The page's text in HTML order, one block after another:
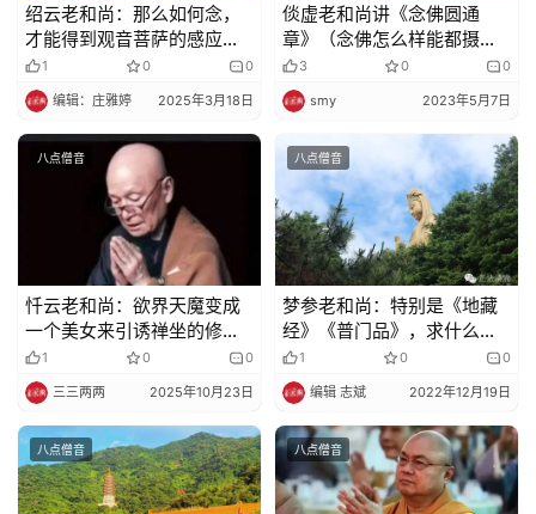
绍云老和尚：那么如何念，
才能得到观音菩萨的感应，
使我们的事情能够如愿呢？
1 0 0
编辑：庄雅婷 2025年3月18日
倓虚老和尚讲《念佛圆通
章》（念佛怎么样能都摄六
根？）
3 0 0
smy 2023年5月7日
八点僧音
忏云老和尚：欲界天魔变成
一个美女来引诱禅坐的修行
人破戒
1 0 0
三三两两 2025年10月23日
八点僧音
梦参老和尚：特别是《地藏
经》《普门品》，求什么得
什么
1 0 0
编辑 志斌 2022年12月19日
八点僧音 八点僧音